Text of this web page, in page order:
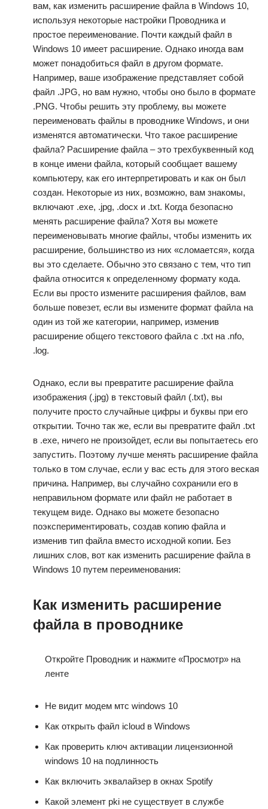
вам, как изменить расширение файла в Windows 10,
используя некоторые настройки Проводника и
простое переименование. Почти каждый файл в
Windows 10 имеет расширение. Однако иногда вам
может понадобиться файл в другом формате.
Например, ваше изображение представляет собой
файл .JPG, но вам нужно, чтобы оно было в формате
.PNG. Чтобы решить эту проблему, вы можете
переименовать файлы в проводнике Windows, и они
изменятся автоматически. Что такое расширение
файла? Расширение файла – это трехбуквенный код
в конце имени файла, который сообщает вашему
компьютеру, как его интерпретировать и как он был
создан. Некоторые из них, возможно, вам знакомы,
включают .exe, .jpg, .docx и .txt. Когда безопасно
менять расширение файла? Хотя вы можете
переименовывать многие файлы, чтобы изменить их
расширение, большинство из них «сломается», когда
вы это сделаете. Обычно это связано с тем, что тип
файла относится к определенному формату кода.
Если вы просто измените расширения файлов, вам
больше повезет, если вы измените формат файла на
один из той же категории, например, изменив
расширение общего текстового файла с .txt на .nfo,
.log.
Однако, если вы превратите расширение файла
изображения (.jpg) в текстовый файл (.txt), вы
получите просто случайные цифры и буквы при его
открытии. Точно так же, если вы превратите файл .txt
в .exe, ничего не произойдет, если вы попытаетесь его
запустить. Поэтому лучше менять расширение файла
только в том случае, если у вас есть для этого веская
причина. Например, вы случайно сохранили его в
неправильном формате или файл не работает в
текущем виде. Однако вы можете безопасно
поэкспериментировать, создав копию файла и
изменив тип файла вместо исходной копии. Без
лишних слов, вот как изменить расширение файла в
Windows 10 путем переименования:
Как изменить расширение
файла в проводнике
Откройте Проводник и нажмите «Просмотр» на
ленте
Не видит модем мтс windows 10
Как открыть файл icloud в Windows
Как проверить ключ активации лицензионной
windows 10 на подлинность
Как включить эквалайзер в окнах Spotify
Какой элемент pki не существует в службе